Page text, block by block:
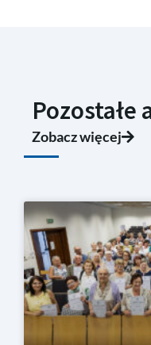
Pozostałe
Zobacz więcej